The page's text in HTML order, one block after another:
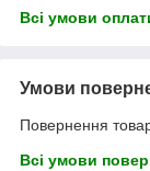
Всі умови
Умови
Повернення
Всі умови